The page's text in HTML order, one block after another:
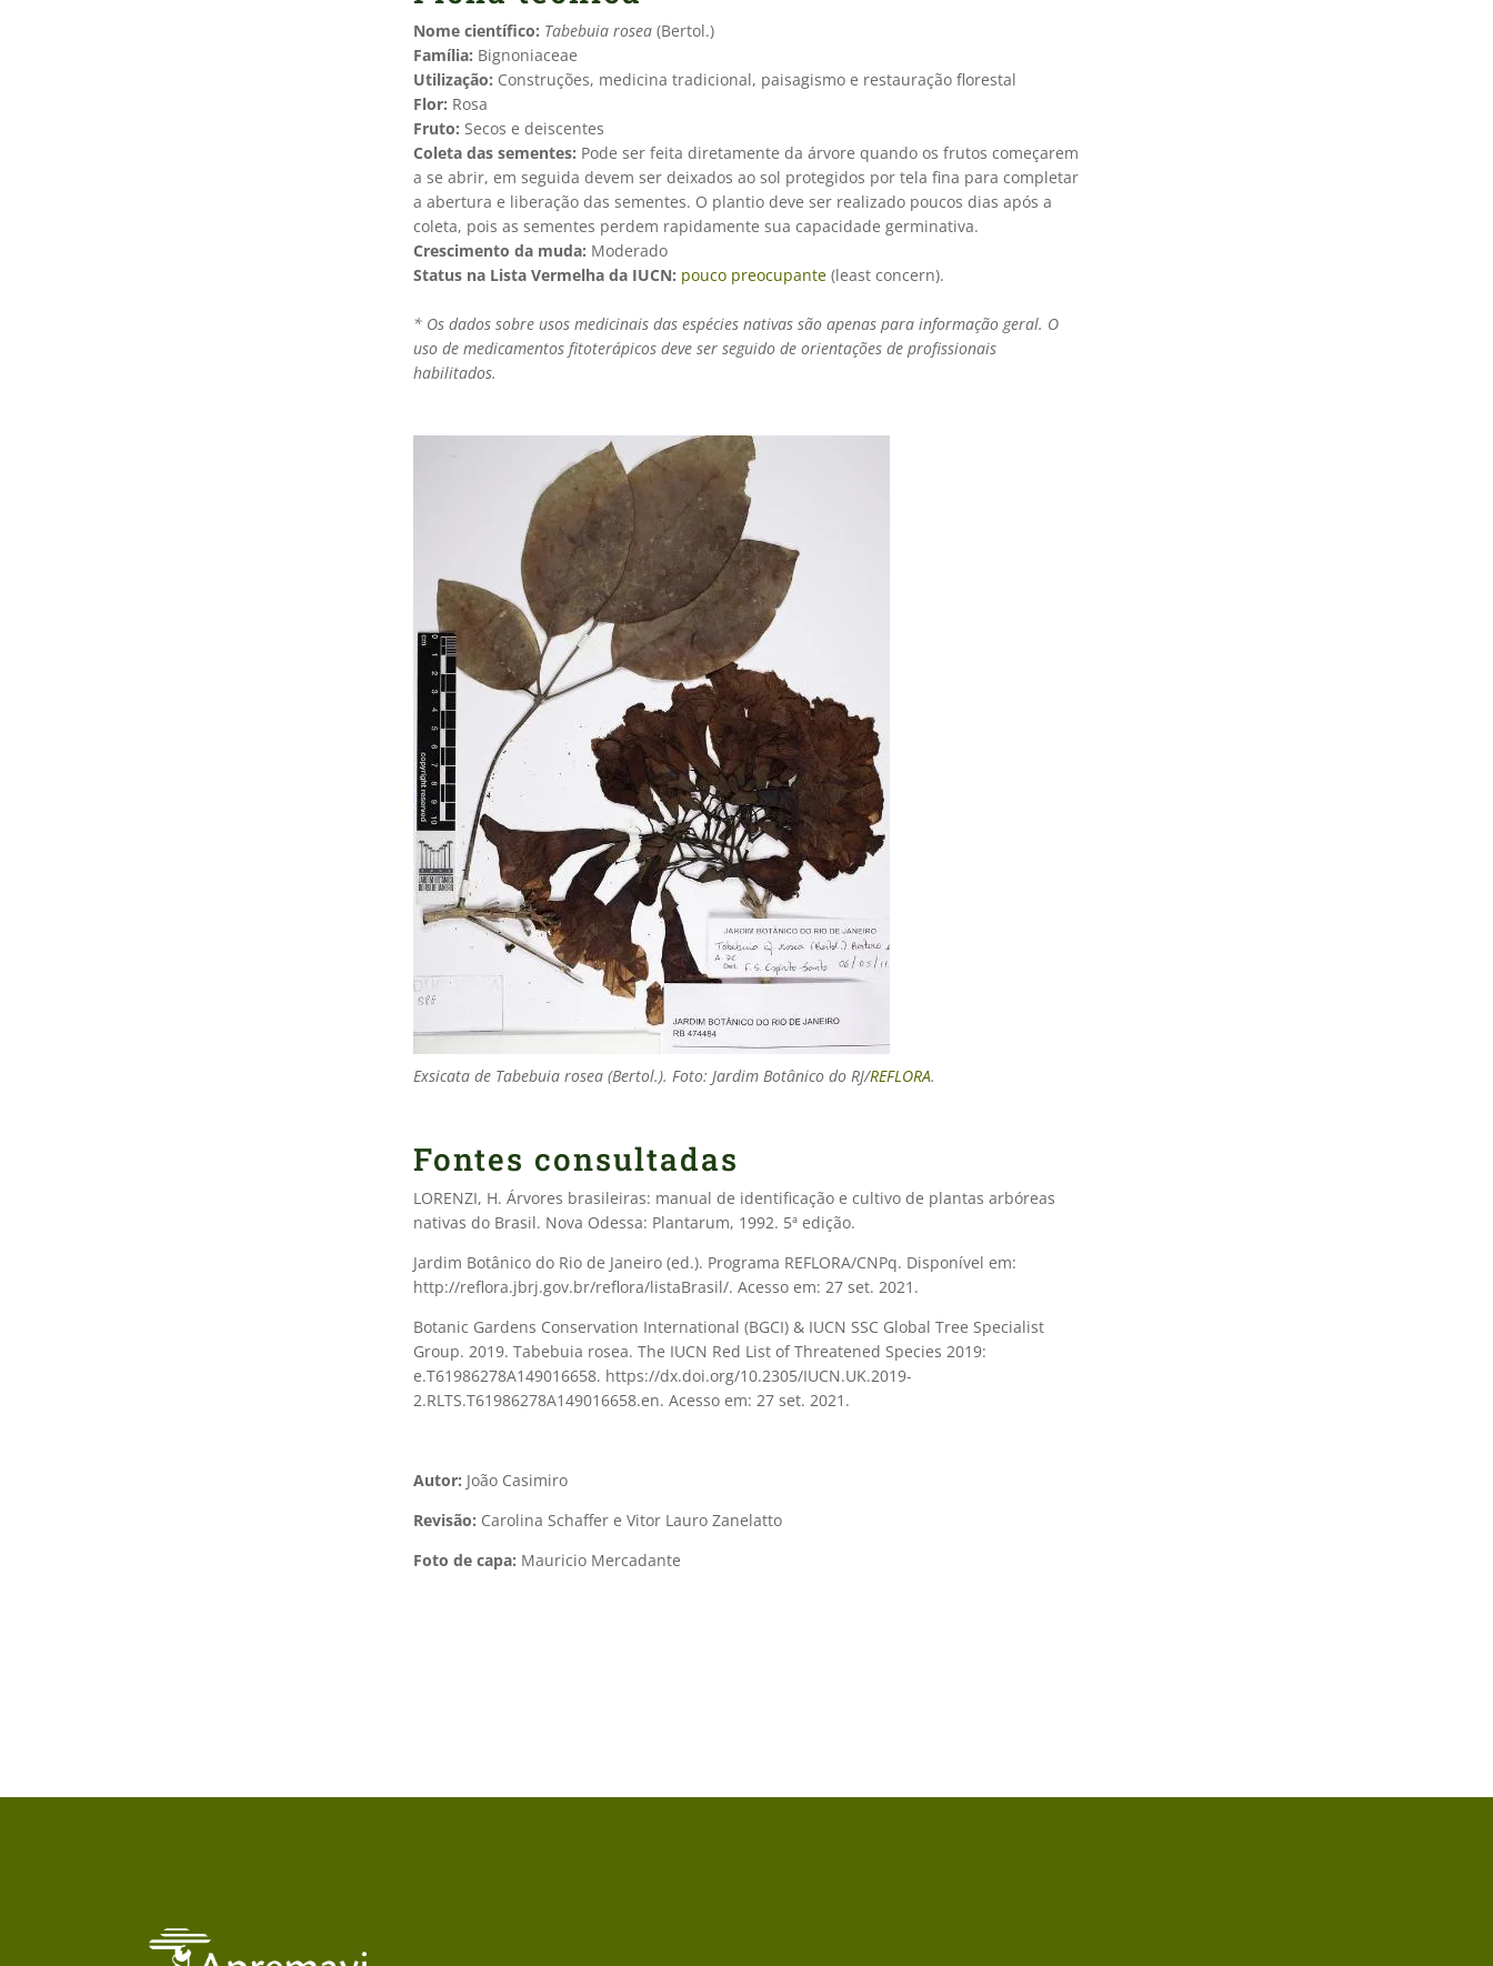
Nome científico: Tabebuia rosea (Bertol.)
Família: Bignoniaceae
Utilização: Construções, medicina tradicional, paisagismo e restauração florestal
Flor: Rosa
Fruto: Secos e deiscentes
Coleta das sementes: Pode ser feita diretamente da árvore quando os frutos começarem
a se abrir, em seguida devem ser deixados ao sol protegidos por tela fina para completar
a abertura e liberação das sementes. O plantio deve ser realizado poucos dias após a
coleta, pois as sementes perdem rapidamente sua capacidade germinativa.
Crescimento da muda: Moderado
Status na Lista Vermelha da IUCN: pouco preocupante (least concern).
* Os dados sobre usos medicinais das espécies nativas são apenas para informação geral. O
uso de medicamentos fitoterápicos deve ser seguido de orientações de profissionais
habilitados.
Exsicata de Tabebuia rosea (Bertol.). Foto: Jardim Botânico do RJ/REFLORA.
Fontes consultadas
LORENZI, H. Árvores brasileiras: manual de identificação e cultivo de plantas arbóreas
nativas do Brasil. Nova Odessa: Plantarum, 1992. 5ª edição.
Jardim Botânico do Rio de Janeiro (ed.). Programa REFLORA/CNPq. Disponível em:
http://reflora.jbrj.gov.br/reflora/listaBrasil/. Acesso em: 27 set. 2021.
Botanic Gardens Conservation International (BGCI) & IUCN SSC Global Tree Specialist
Group. 2019. Tabebuia rosea. The IUCN Red List of Threatened Species 2019:
e.T61986278A149016658. https://dx.doi.org/10.2305/IUCN.UK.2019-
2.RLTS.T61986278A149016658.en. Acesso em: 27 set. 2021.
Autor: João Casimiro
Revisão: Carolina Schaffer e Vitor Lauro Zanelatto
Foto de capa: Mauricio Mercadante